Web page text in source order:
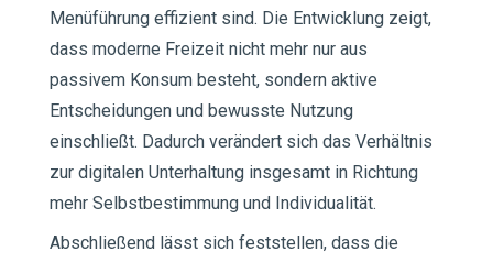
Menüführung effizient sind. Die Entwicklung zeigt,
dass moderne Freizeit nicht mehr nur aus
passivem Konsum besteht, sondern aktive
Entscheidungen und bewusste Nutzung
einschließt. Dadurch verändert sich das Verhältnis
zur digitalen Unterhaltung insgesamt in Richtung
mehr Selbstbestimmung und Individualität.
Abschließend lässt sich feststellen, dass die